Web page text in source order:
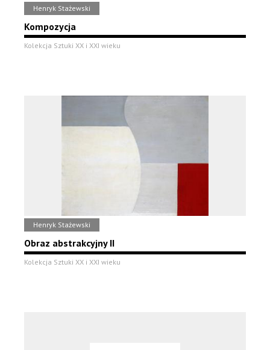
Henryk Stażewski
Kompozycja
Kolekcja Sztuki XX i XXI wieku
Henryk Stażewski
Obraz abstrakcyjny II
Kolekcja Sztuki XX i XXI wieku